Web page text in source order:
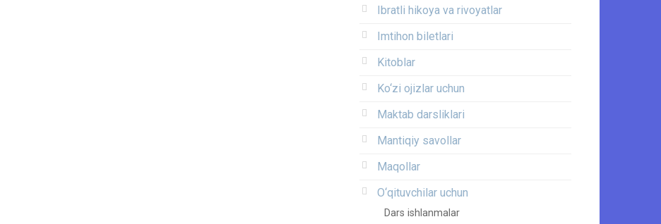
Ibratli hikoya va rivoyatlar
Imtihon biletlari
Kitoblar
Ko‘zi ojizlar uchun
Maktab darsliklari
Mantiqiy savollar
Maqollar
O‘qituvchilar uchun
Dars ishlanmalar